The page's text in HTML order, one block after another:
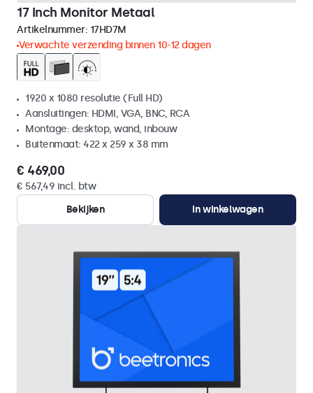
17 Inch Monitor Metaal
Artikelnummer: 17HD7M
Verwachte verzending binnen 10-12 dagen
1920 x 1080 resolutie (Full HD)
Aansluitingen: HDMI, VGA, BNC, RCA
Montage: desktop, wand, inbouw
Buitenmaat: 422 x 259 x 38 mm
€ 469,00
€ 567,49 incl. btw
Bekijken
In winkelwagen